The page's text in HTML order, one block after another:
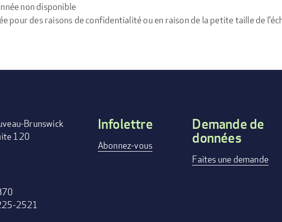
non disponible
pour des raisons de confidentialité ou en raison de la petite taille de
Brunswick
120
2521
Footer
Infolettre
Abonnez-vous
Demande de
données
Faites une demande